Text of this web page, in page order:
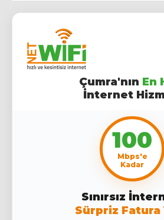
Çumra'nın En
İnternet
100
Mbps'e
Kadar
Sınırsız
Sürpriz Fatura